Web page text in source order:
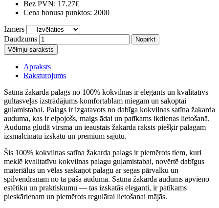
Bez PVN: 17.27€
Cena bonusa punktos: 2000
Izmērs
Daudzums
Nopirkt
Vēlmju saraksts
Apraksts
Raksturojums
Satīna žakarda palags no 100% kokvilnas ir elegants un kvalitatīvs
gultasveļas izstrādājums komfortablam miegam un sakoptai
guļamistabai. Palags ir izgatavots no dabīga kokvilnas satīna žakarda
auduma, kas ir elpojošs, maigs ādai un patīkams ikdienas lietošanā.
Auduma gludā virsma un ieaustais žakarda raksts piešķir palagam
izsmalcinātu izskatu un premium sajūtu.
Šis 100% kokvilnas satīna žakarda palags ir piemērots tiem, kuri
meklē kvalitatīvu kokvilnas palagu guļamistabai, novērtē dabīgus
materiālus un vēlas saskaņot palagu ar segas pārvalku un
spilvendrānām no tā paša auduma. Satīna žakarda audums apvieno
estētiku un praktiskumu — tas izskatās eleganti, ir patīkams
pieskārienam un piemērots regulārai lietošanai mājās.